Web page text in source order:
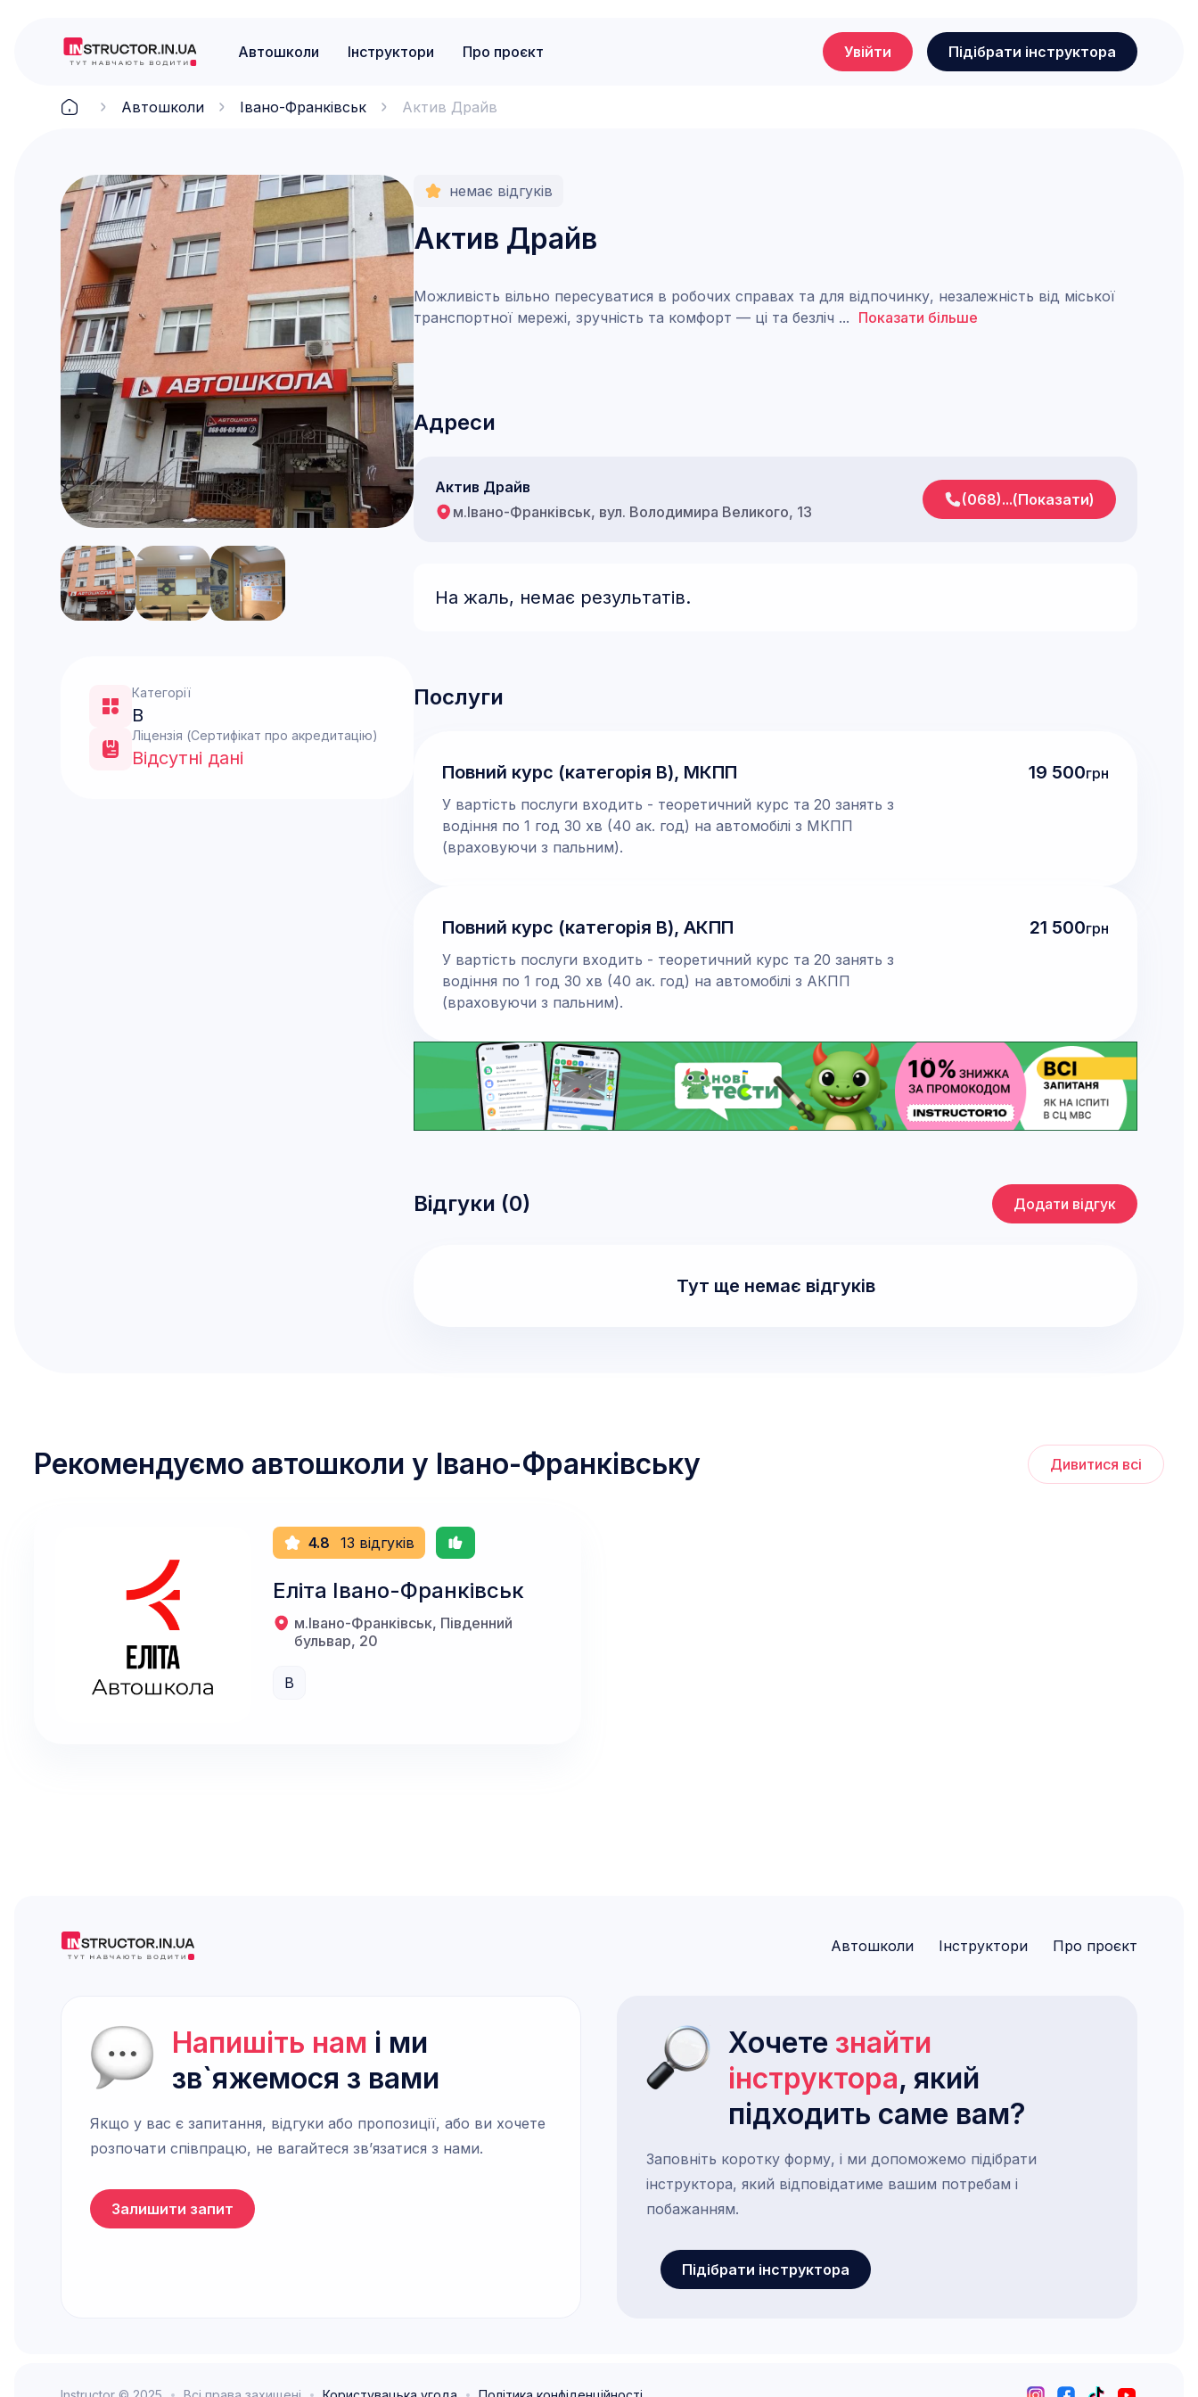
Автошколи Інструктори Про проєкт Увійти Підібрати інструктора
Автошколи Івано-Франківськ Актив Драйв
Категорії
B
Ліцензія (Сертифікат про акредитацію)
Відсутні дані
немає відгуків
Актив Драйв
Можливість вільно пересуватися в робочих справах та для відпочинку, незалежність від міської
транспортної мережі, зручність та комфорт — ці та безліч ... Показати більше
Адреси
Актив Драйв
м.Івано-Франківськ, вул. Володимира Великого, 13
(068)...(Показати)
На жаль, немає результатів.
Послуги
Повний курс (категорія В), МКПП
У вартість послуги входить - теоретичний курс та 20 занять з
водіння по 1 год 30 хв (40 ак. год) на автомобілі з МКПП
(враховуючи з пальним).
19 500грн
Повний курс (категорія В), АКПП
У вартість послуги входить - теоретичний курс та 20 занять з
водіння по 1 год 30 хв (40 ак. год) на автомобілі з АКПП
(враховуючи з пальним).
21 500грн
Відгуки (0) Додати відгук
Тут ще немає відгуків
Рекомендуємо автошколи у Івано-Франківську Дивитися всі
4.8 13 відгуків
Еліта Івано-Франківськ
м.Івано-Франківськ, Південний
бульвар, 20
B
Автошколи Інструктори Про проєкт
Напишіть нам і ми
зв`яжемося з вами
Якщо у вас є запитання, відгуки або пропозиції, або ви хочете
розпочати співпрацю, не вагайтеся зв’язатися з нами.
Залишити запит
Хочете знайти
інструктора, який
підходить саме вам?
Заповніть коротку форму, і ми допоможемо підібрати
інструктора, який відповідатиме вашим потребам і
побажанням.
Підібрати інструктора